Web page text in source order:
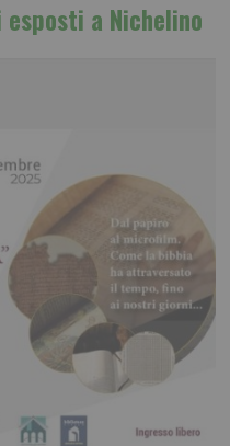
a Nichelino